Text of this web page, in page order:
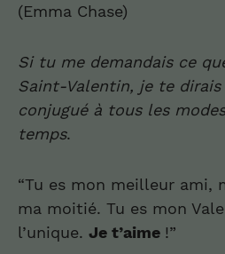
(Emma Chase)
Si tu me demandais ce
Saint-Valentin, je te dirais
conjugué à tous les
temps.
“Tu es mon meilleur ami,
ma moitié. Tu es mon
l’unique. Je t’aime !”